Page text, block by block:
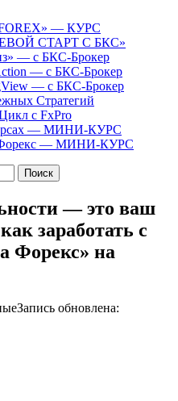
— КУРС
СТАРТ С БКС»
— с БКС-Брокер
— с БКС-Брокер
— с БКС-Брокер
Стратегий
с FxPro
— МИНИ-КУРС
Форекс — МИНИ-КУРС
— это ваш
заработать с
Форекс» на
Запись обновлена: